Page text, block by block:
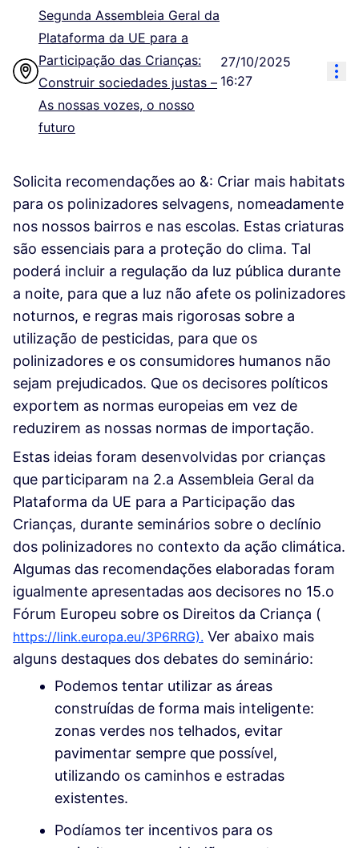
Segunda Assembleia Geral da
Plataforma da UE para a
Participação das Crianças:
Construir sociedades justas –
As nossas vozes, o nosso
futuro
27/10/2025
16:27
Solicita recomendações ao &: Criar mais habitats
para os polinizadores selvagens, nomeadamente
nos nossos bairros e nas escolas. Estas criaturas
são essenciais para a proteção do clima. Tal
poderá incluir a regulação da luz pública durante
a noite, para que a luz não afete os polinizadores
noturnos, e regras mais rigorosas sobre a
utilização de pesticidas, para que os
polinizadores e os consumidores humanos não
sejam prejudicados. Que os decisores políticos
exportem as normas europeias em vez de
reduzirem as nossas normas de importação.
Estas ideias foram desenvolvidas por crianças
que participaram na 2.a Assembleia Geral da
Plataforma da UE para a Participação das
Crianças, durante seminários sobre o declínio
dos polinizadores no contexto da ação climática.
Algumas das recomendações elaboradas foram
igualmente apresentadas aos decisores no 15.o
Fórum Europeu sobre os Direitos da Criança (
https://link.europa.eu/3P6RRG). (Ligação externa)
(Ligação externa)
Ver abaixo mais
alguns destaques dos debates do seminário:
Podemos tentar utilizar as áreas
construídas de forma mais inteligente:
zonas verdes nos telhados, evitar
pavimentar sempre que possível,
utilizando os caminhos e estradas
existentes.
Podíamos ter incentivos para os